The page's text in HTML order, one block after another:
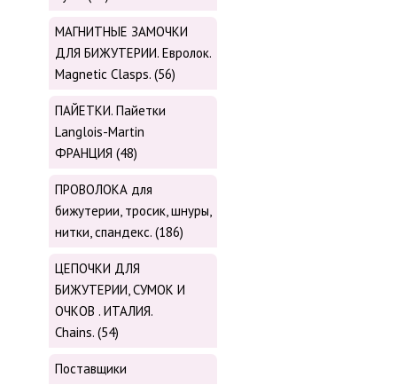
МАГНИТНЫЕ ЗАМОЧКИ
ДЛЯ БИЖУТЕРИИ. Евролок.
Magnetic Сlasps. (56)
ПАЙЕТКИ. Пайетки
Langlois-Martin
ФРАНЦИЯ (48)
ПРОВОЛОКА для
бижутерии, тросик, шнуры,
нитки, cпандекс. (186)
ЦЕПОЧКИ ДЛЯ
БИЖУТЕРИИ, СУМОК И
ОЧКОВ . ИТАЛИЯ.
Chains. (54)
Поставщики